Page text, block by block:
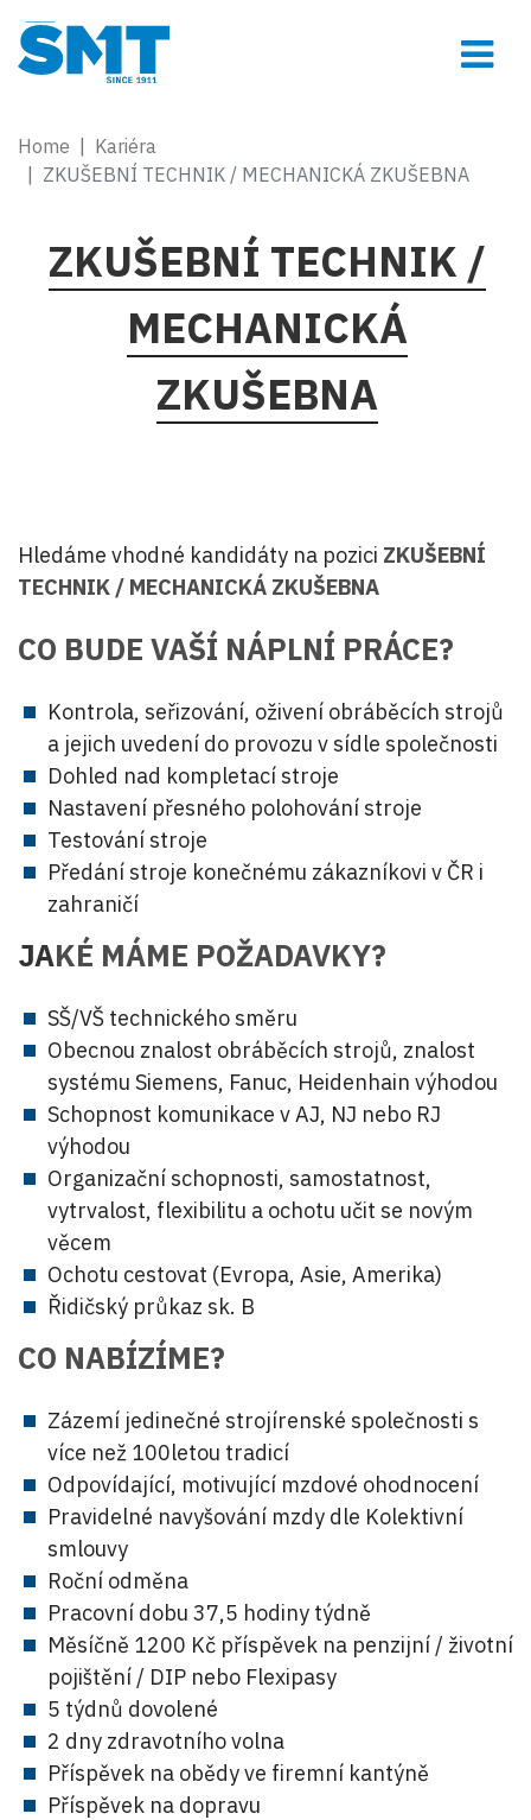
Home
Kariéra
ZKUŠEBNÍ TECHNIK / MECHANICKÁ ZKUŠEBNA
ZKUŠEBNÍ TECHNIK /
MECHANICKÁ
ZKUŠEBNA
Hledáme vhodné kandidáty na pozici ZKUŠEBNÍ
TECHNIK / MECHANICKÁ ZKUŠEBNA
CO BUDE VAŠÍ NÁPLNÍ PRÁCE?
Kontrola, seřizování, oživení obráběcích strojů
a jejich uvedení do provozu v sídle společnosti
Dohled nad kompletací stroje
Nastavení přesného polohování stroje
Testování stroje
Předání stroje konečnému zákazníkovi v ČR i
zahraničí
JAKÉ MÁME POŽADAVKY?
SŠ/VŠ technického směru
Obecnou znalost obráběcích strojů, znalost
systému Siemens, Fanuc, Heidenhain výhodou
Schopnost komunikace v AJ, NJ nebo RJ
výhodou
Organizační schopnosti, samostatnost,
vytrvalost, flexibilitu a ochotu učit se novým
věcem
Ochotu cestovat (Evropa, Asie, Amerika)
Řidičský průkaz sk. B
CO NABÍZÍME?
Zázemí jedinečné strojírenské společnosti s
více než 100letou tradicí
Odpovídající, motivující mzdové ohodnocení
Pravidelné navyšování mzdy dle Kolektivní
smlouvy
Roční odměna
Pracovní dobu 37,5 hodiny týdně
Měsíčně 1200 Kč příspěvek na penzijní / životní
pojištění / DIP nebo Flexipasy
5 týdnů dovolené
2 dny zdravotního volna
Příspěvek na obědy ve firemní kantýně
Příspěvek na dopravu